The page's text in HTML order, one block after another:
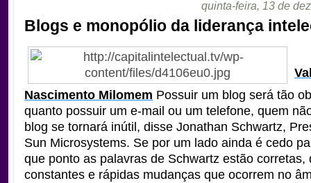
quinta-feira, 13 de
Blogs e monopólio da liderança
Nascimento Milomem Possuir um blog será tão
quanto possuir um e-mail ou um telefone, quem
blog se tornará inútil, disse Jonathan Schwartz,
Sun Microsystems. Se por um lado ainda é cedo
que ponto as palavras de Schwartz estão corretas,
constantes e rápidas mudanças que ocorrem no